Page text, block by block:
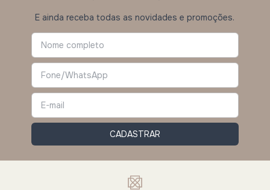
E ainda receba todas as novidades e promoções.